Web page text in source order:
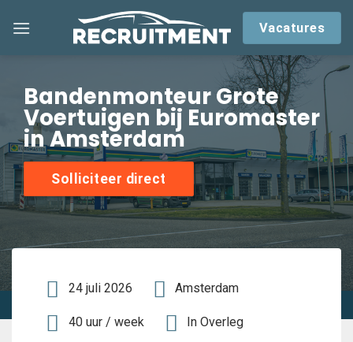
Vacatures
Bandenmonteur Grote
Voertuigen bij Euromaster
in Amsterdam
Solliciteer direct
24 juli 2026 Amsterdam
40 uur / week In Overleg